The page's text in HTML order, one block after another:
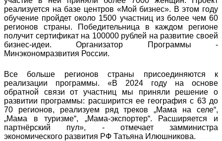
реализуется на базе центров «Мой бизнес». В этом году
обучение пройдет около 1500 участниц из более чем 60
регионов страны. Победительница в каждом регионе
получит сертификат на 100000 рублей на развитие своей
бизнес-идеи. Организатор Программы -
Минэкономразвития России.
Все больше регионов страны присоединяются к
реализации программы. «В 2024 году на основе
обратной связи от участниц мы приняли решение о
развитии программы: расширится ее география с 63 до
70 регионов, реализуем ряд треков „Мама на селе“,
„Мама в туризме“, „Мама-экспортер“. Расширяется и
партнёрский пул», - отмечает замминистра
экономического развития РФ Татьяна Илюшникова.